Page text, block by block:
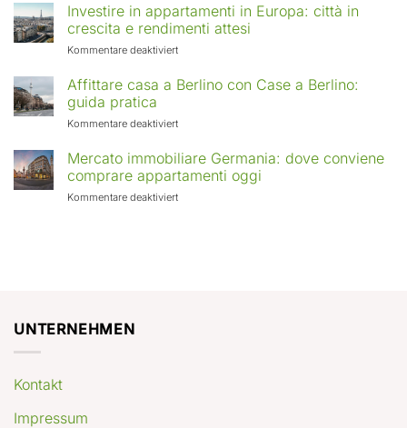
Investire in appartamenti in Europa: città in
crescita e rendimenti attesi
Kommentare deaktiviertfür
in
Europa:
in
crescita
rendimenti
Affittare casa a Berlino con Case a Berlino:
guida pratica
Kommentare deaktiviertfür
casa
a
Berlino
con
Mercato immobiliare Germania: dove conviene
comprare appartamenti oggi
Kommentare deaktiviertfür
UNTERNEHMEN
Kontakt
Impressum